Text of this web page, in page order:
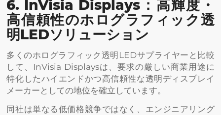
6. InVisia Displays：高輝度・
高信頼性のホログラフィック透
明LEDソリューション
多くのホログラフィック透明LEDサプライヤーと比較
して、InVisia Displaysは、要求の厳しい商業用途に
特化したハイエンドかつ高信頼性な透明ディスプレイ
メーカーとしての地位を確立しています。
同社は単なる低価格競争ではなく、エンジニアリング